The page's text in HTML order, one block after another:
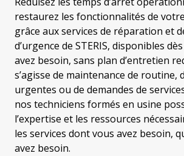
restaurez les fonctionnalités de
grâce aux services de réparation et
d’urgence de STERIS, disponibles
avez besoin, sans plan d’entretien
s’agisse de maintenance de routine,
urgentes ou de demandes de
nos techniciens formés en usine
l’expertise et les ressources
les services dont vous avez besoin,
avez besoin.